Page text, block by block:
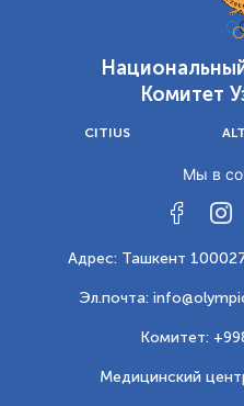
Комитет
CITIUS
Мы в
Адрес: Ташкент
Эл.почта:
Комитет:
Медицинский